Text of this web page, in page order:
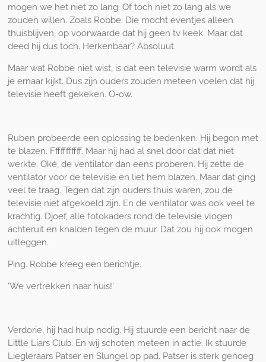
mogen we het niet zo lang. Of toch niet zo lang als we
zouden willen. Zoals Robbe. Die mocht eventjes alleen
thuisblijven, op voorwaarde dat hij geen tv keek. Maar dat
deed hij dus toch. Herkenbaar? Absoluut.
Maar wat Robbe niet wist, is dat een televisie warm wordt als
je ernaar kijkt. Dus zijn ouders zouden meteen voelen dat hij
televisie heeft gekeken. O-ow.
Ruben probeerde een oplossing te bedenken. Hij begon met
te blazen. Fffffffffff. Maar hij had al snel door dat dat niet
werkte. Oké, de ventilator dan eens proberen. Hij zette de
ventilator voor de televisie en liet hem blazen. Maar dat ging
veel te traag. Tegen dat zijn ouders thuis waren, zou de
televisie niet afgekoeld zijn. En de ventilator was ook veel te
krachtig. Djoef, alle fotokaders rond de televisie vlogen
achteruit en knalden tegen de muur. Dat zou hij ook mogen
uitleggen.
Ping. Robbe kreeg een berichtje.
'We vertrekken naar huis!'
Verdorie, hij had hulp nodig. Hij stuurde een bericht naar de
Little Liars Club. En wij schoten meteen in actie. Ik stuurde
Liegleraars Patser en Slungel op pad. Patser is sterk genoeg